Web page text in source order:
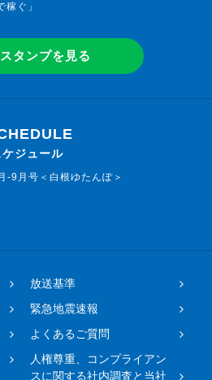
稼ぐ」
タンプを見る
ジュール
-9月号＜白根ゆたんぽ＞
放送基準
緊急地震速報
よくあるご質問
人権尊重、コンプライアン
スに関する社内調査と当社